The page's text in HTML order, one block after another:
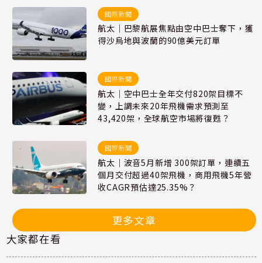
國際新聞
航太｜巴黎航展焦點由空中巴士奪下，獲
得沙烏地與波蘭的90億美元訂單
國際新聞
航太｜空中巴士全年交付820架目標不
變，上調未來20年飛機需求預測至
43,420架，全球航空市場將復甦？
國際新聞
航太｜波音5月新增 300架訂單，連續五
個月交付超過40架飛機，商用飛機5年營
收CAGR預估達25.35%？
更多文章
大家都在看